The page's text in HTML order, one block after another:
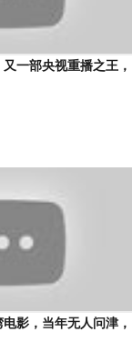
一部央视重播之王，
影，当年无人问津，